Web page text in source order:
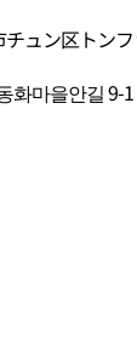
ュン区トン
화마을안길 9-1